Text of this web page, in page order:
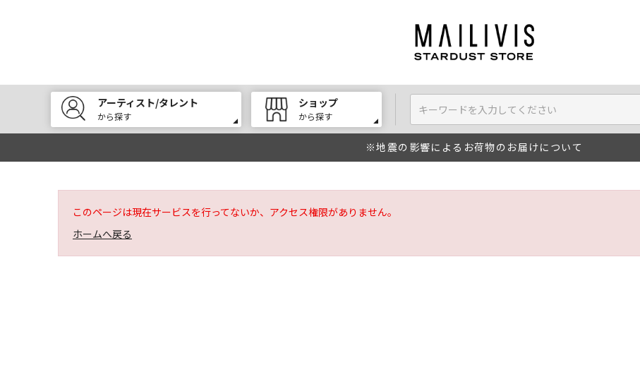
アーティスト/タレント
から探す
ショップ
から探す
※地震の影響によるお荷物のお届けについて
このページは現在サービスを行ってないか、アクセス権限がありません。
ホームへ戻る